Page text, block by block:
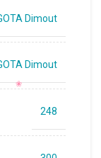
Dimout
Dimout
248